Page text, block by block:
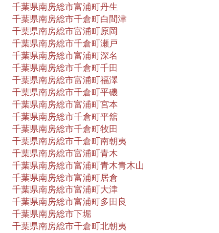
千葉県南房総市富浦町丹生
千葉県南房総市千倉町白間津
千葉県南房総市富浦町原岡
千葉県南房総市千倉町瀬戸
千葉県南房総市富浦町深名
千葉県南房総市千倉町千田
千葉県南房総市富浦町福澤
千葉県南房総市千倉町平磯
千葉県南房総市富浦町宮本
千葉県南房総市千倉町平舘
千葉県南房総市千倉町牧田
千葉県南房総市千倉町南朝夷
千葉県南房総市富浦町青木
千葉県南房総市富浦町青木青木山
千葉県南房総市富浦町居倉
千葉県南房総市富浦町大津
千葉県南房総市富浦町多田良
千葉県南房総市下堀
千葉県南房総市千倉町北朝夷